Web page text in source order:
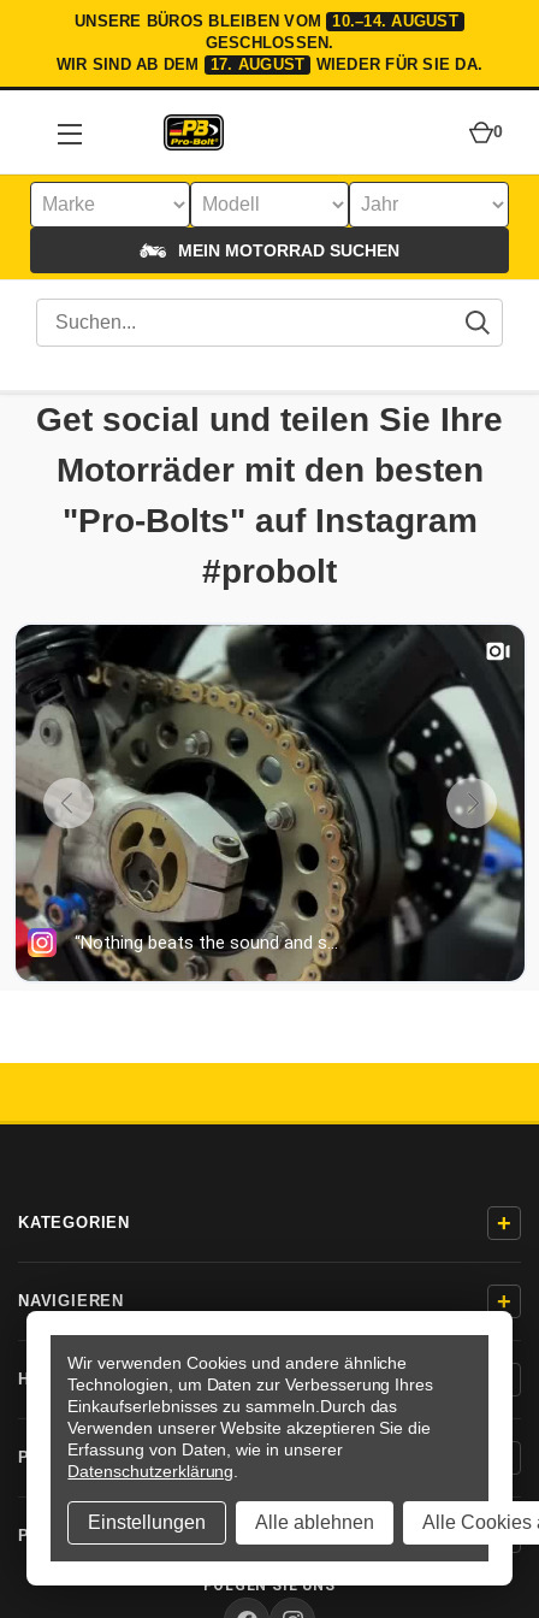
UNSERE BÜROS BLEIBEN VOM
10.–14. AUGUST
GESCHLOSSEN.
WIR SIND AB DEM
17. AUGUST WIEDER FÜR SIE DA.
0
MEIN MOTORRAD SUCHEN
Get social und teilen Sie Ihre
Motorräder mit den besten
"Pro-Bolts" auf Instagram
#probolt
KATEGORIEN +
NAVIGIEREN +
HILFE & KONTAKT
PRODUKTINFORMATIONEN
PRO-BOLT DEUTSCHLAND +
FOLGEN SIE UNS
Wir verwenden Cookies und andere ähnliche
Technologien, um Daten zur Verbesserung Ihres
Einkaufserlebnisses zu sammeln. Durch das
Verwenden unserer Website akzeptieren Sie die
Erfassung von Daten, wie in unserer
Datenschutzerklärung
Einstellungen Alle ablehnen Alle Cookies